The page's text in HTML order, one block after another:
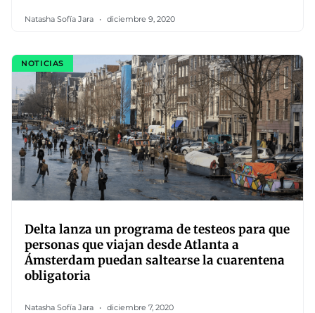
Natasha Sofía Jara diciembre 9, 2020
NOTICIAS
Delta lanza un programa de testeos para que
personas que viajan desde Atlanta a
Ámsterdam puedan saltearse la cuarentena
obligatoria
Natasha Sofía Jara diciembre 7, 2020